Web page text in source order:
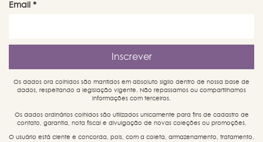
Email *
Os dados ora colhidos são mantidos em absoluto sigilo dentro de nossa base de
dados, respeitando a legislação vigente. Não repassamos ou compartilhamos
informações com terceiros.
Os dados ordinários colhidos são utilizados unicamente para fins de cadastro de
contato, garantia, nota fiscal e divulgação de novas coleções ou promoções.
O usuário está ciente e concorda, pois, com a coleta, armazenamento, tratamento,